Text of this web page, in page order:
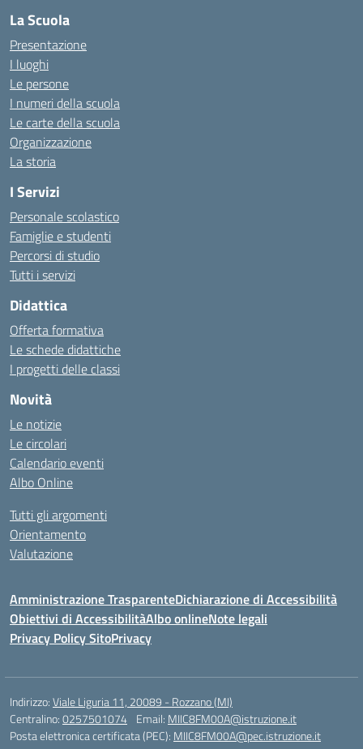
La Scuola
Presentazione
I luoghi
Le persone
I numeri della scuola
Le carte della scuola
Organizzazione
La storia
I Servizi
Personale scolastico
Famiglie e studenti
Percorsi di studio
Tutti i servizi
Didattica
Offerta formativa
Le schede didattiche
I progetti delle classi
Novità
Le notizie
Le circolari
Calendario eventi
Albo Online
Tutti gli argomenti
Orientamento
Valutazione
Amministrazione TrasparenteDichiarazione di Accessibilità
Obiettivi di AccessibilitàAlbo onlineNote legali
Privacy Policy SitoPrivacy
Indirizzo:Viale Liguria 11, 20089 - Rozzano (MI)
Centralino:0257501074 Email: MIIC8FM00A@istruzione.it
Posta elettronica certificata (PEC): MIIC8FM00A@pec.istruzione.it